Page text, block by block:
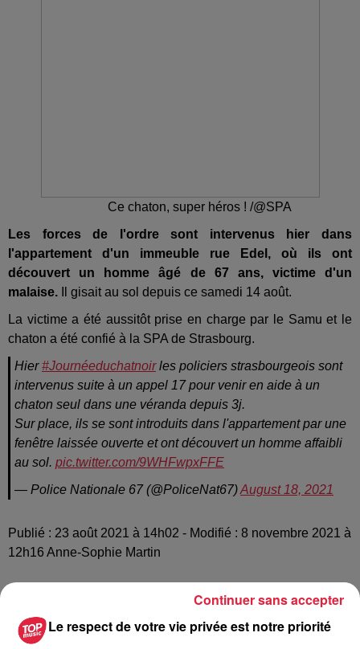
Ce chaton, super héros ! /@SPA
Les forces de l'ordre sont intervenus hier dans
l'appartement d'un immeuble rue Edel, où ils ont
découvert un homme âgé de 67 ans, victime d'un
malaise. Il gisait au sol depuis ce samedi 14 août.
La victime a été aussitôt prise en charge par le Samu et le
chaton a été confié à la SPA de Strasbourg.
Hier#Journéeduchatnoirles policiers strasbourgeois sont
intervenus suite à un appel 17 pour venir en aide à un
chaton seul dans une véranda depuis 3j.
Sur place, ils se sont introduits dans l'appartement par une
fenêtre laissée ouverte et ont découvert un homme affaibli
au sol. pic.twitter.com/9WHFwpxFFE
— Police Nationale 67 (@PoliceNat67)August 18, 2021
Publié : 23 août 2021 à 14h02 - Modifié : 8 novembre 2021 à
12h16 Anne-Sophie Martin
A lire aussi
Le respect de votre vie privée est notre priorité
Continuer sans accepter